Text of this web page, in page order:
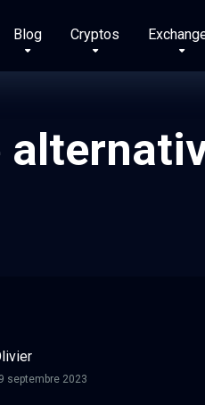
Blog Cryptos
septembre 2023